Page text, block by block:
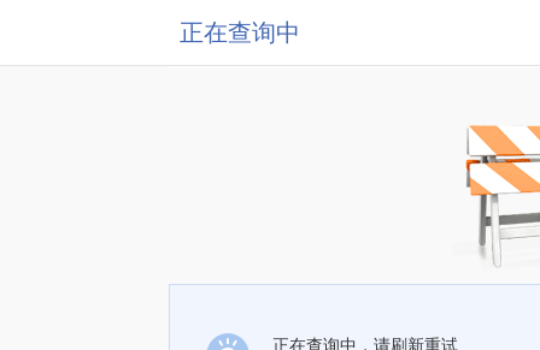
正在查询中
正在查询中，请刷新重试